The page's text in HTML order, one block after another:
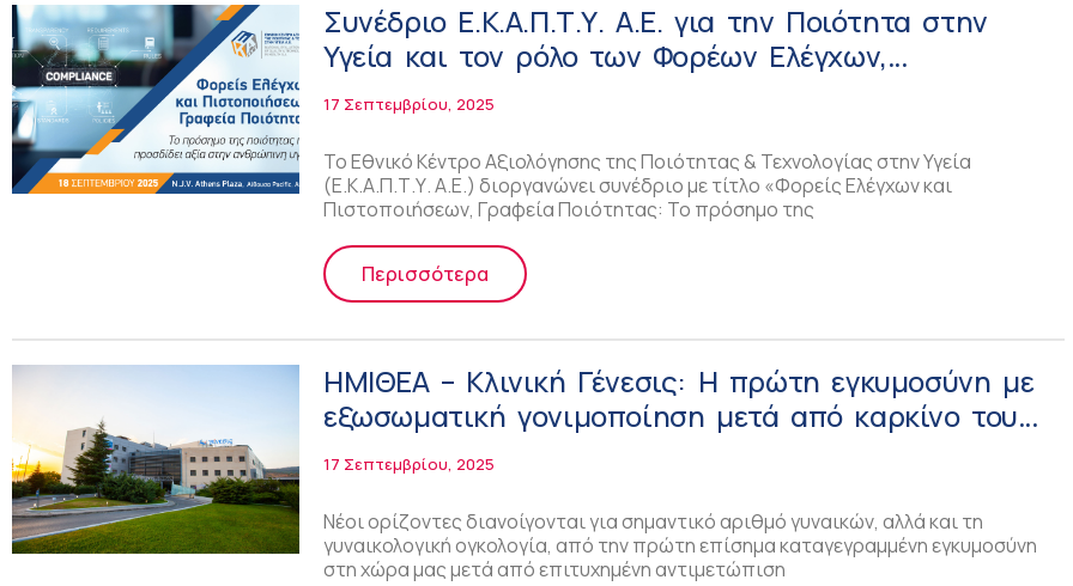
Συνέδριο Ε.Κ.Α.Π.Τ.Υ. Α.Ε. για την Ποιότητα στην
Υγεία και τον ρόλο των Φορέων Ελέγχων,
Πιστοποιήσεων και Γραφείων Ποιότητας
17 Σεπτεμβρίου, 2025
Το Εθνικό Κέντρο Αξιολόγησης της Ποιότητας & Τεχνολογίας στην Υγεία
(Ε.Κ.Α.Π.Τ.Υ. Α.Ε.) διοργανώνει συνέδριο με τίτλο «Φορείς Ελέγχων και
Πιστοποιήσεων, Γραφεία Ποιότητας: Το πρόσημο της
Περισσότερα
ΗΜΙΘΕΑ – Κλινική Γένεσις: Η πρώτη εγκυμοσύνη με
εξωσωματική γονιμοποίηση μετά από καρκίνο του
ενδομητρίου
17 Σεπτεμβρίου, 2025
Νέοι ορίζοντες διανοίγονται για σημαντικό αριθμό γυναικών, αλλά και τη
γυναικολογική ογκολογία, από την πρώτη επίσημα καταγεγραμμένη εγκυμοσύνη
στη χώρα μας μετά από επιτυχημένη αντιμετώπιση